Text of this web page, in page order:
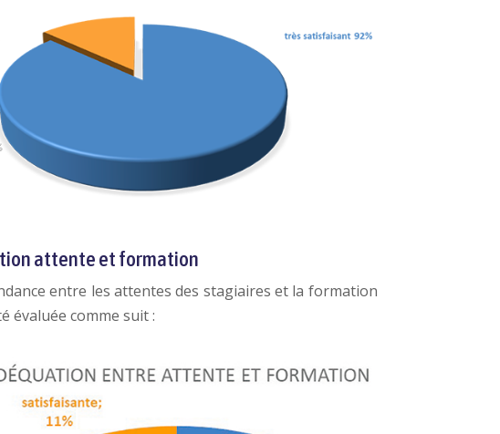
attente et formation
entre les attentes des stagiaires et la formation
évaluée comme suit :